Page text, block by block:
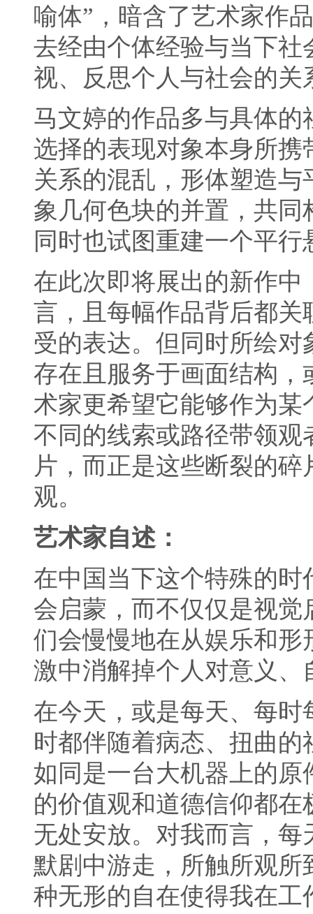
喻体”，暗含了艺术家作
去经由个体经验与当下
视、反思个人与社会的关
马文婷的作品多与具体
选择的表现对象本身所
关系的混乱，形体塑造
象几何色块的并置，共
同时也试图重建一个平
在此次即将展出的新作
言，且每幅作品背后都
受的表达。但同时所绘
存在且服务于画面结构
术家更希望它能够作为
不同的线索或路径带领
片，而正是这些断裂的
观。
艺术家自述：
在中国当下这个特殊的
会启蒙，而不仅仅是视
们会慢慢地在从娱乐和
激中消解掉个人对意义、
在今天，或是每天、每
时都伴随着病态、扭曲
如同是一台大机器上的
的价值观和道德信仰都
无处安放。对我而言，
默剧中游走，所触所观
种无形的自在使得我在